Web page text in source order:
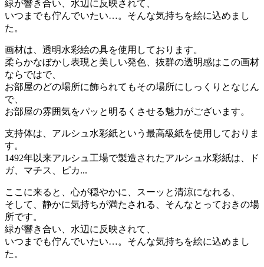
緑が響き合い、水辺に反映されて、
いつまでも佇んでいたい…。そんな気持ちを絵に込めまし
た。
画材は、透明水彩絵の具を使用しております。
柔らかなぼかし表現と美しい発色、抜群の透明感はこの画材
ならではで、
お部屋のどの場所に飾られてもその場所にしっくりとなじん
で、
お部屋の雰囲気をパッと明るくさせる魅力がございます。
支持体は、アルシュ水彩紙という最高級紙を使用しておりま
す。
1492年以来アルシュ工場で製造されたアルシュ水彩紙は、ド
ガ、マチス、ピカ...
ここに来ると、心が穏やかに、スーッと清涼になれる、
そして、静かに気持ちが満たされる、そんなとっておきの場
所です。
緑が響き合い、水辺に反映されて、
いつまでも佇んでいたい…。そんな気持ちを絵に込めまし
た。